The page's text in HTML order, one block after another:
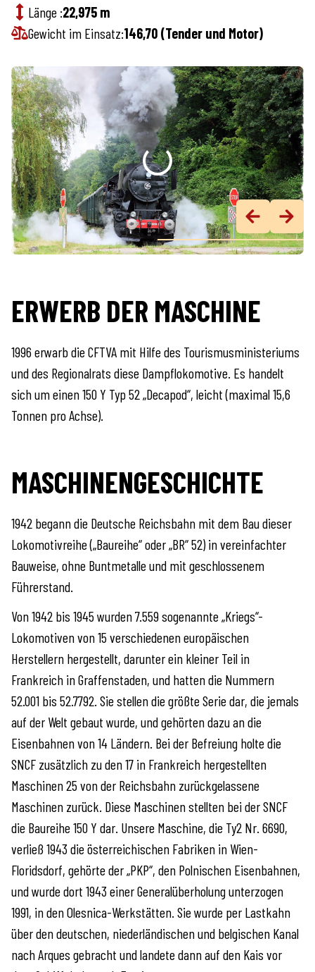
Länge :22,975 m
Gewicht im Einsatz:146,70 (Tender und Motor)
ERWERB DER MASCHINE
1996 erwarb die CFTVA mit Hilfe des Tourismusministeriums
und des Regionalrats diese Dampflokomotive. Es handelt
sich um einen 150 Y Typ 52 „Decapod“, leicht (maximal 15,6
Tonnen pro Achse).
MASCHINENGESCHICHTE
1942 begann die Deutsche Reichsbahn mit dem Bau dieser
Lokomotivreihe („Baureihe“ oder „BR“ 52) in vereinfachter
Bauweise, ohne Buntmetalle und mit geschlossenem
Führerstand.
Von 1942 bis 1945 wurden 7.559 sogenannte „Kriegs“-
Lokomotiven von 15 verschiedenen europäischen
Herstellern hergestellt, darunter ein kleiner Teil in
Frankreich in Graffenstaden, und hatten die Nummern
52.001 bis 52.7792. Sie stellen die größte Serie dar, die jemals
auf der Welt gebaut wurde, und gehörten dazu an die
Eisenbahnen von 14 Ländern. Bei der Befreiung holte die
SNCF zusätzlich zu den 17 in Frankreich hergestellten
Maschinen 25 von der Reichsbahn zurückgelassene
Maschinen zurück. Diese Maschinen stellten bei der SNCF
die Baureihe 150 Y dar. Unsere Maschine, die Ty2 Nr. 6690,
verließ 1943 die österreichischen Fabriken in Wien-
Floridsdorf, gehörte der „PKP“, den Polnischen Eisenbahnen,
und wurde dort 1943 einer Generalüberholung unterzogen
1991, in den Olesnica-Werkstätten. Sie wurde per Lastkahn
über den deutschen, niederländischen und belgischen Kanal
nach Arques gebracht und landete dann auf den Kais vor